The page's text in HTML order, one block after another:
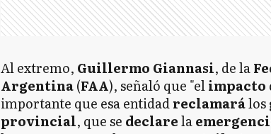
Al extremo, Guillermo Giannasi, de la
Argentina(FAA), señaló que "elimpacto
importante que esa entidadreclamarálos
provincial, que se declarela